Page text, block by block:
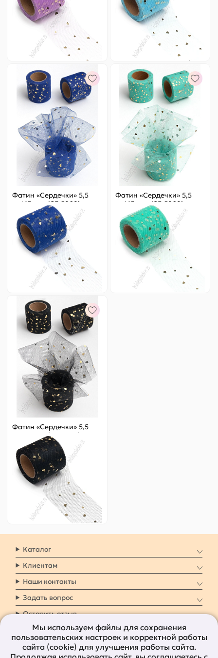
Артикул: 803-470
98 ₽
+
Артикул: 803-464
+
Фатин «Сердечки» 5,5
см*15 ярд (SF-5808)
темно-синий/золото №24
Цена заярд:
Артикул: 803-469
Оптовая
+
Фатин «Сердечки» 5,5
см*15 ярд (SF-5808)
аквамариновый/золото
№18
Цена заярд:
Артикул: 803-462
Оптовая
+
Фатин «Сердечки» 5,5
см*15 ярд (SF-5808)
черный/золото №12
Цена заярд
Артикул: 803-471
Оптовая
+
Каталог
Клиентам
Наши контакты
Задать вопрос
Оставить отзыв
8 800 7009 161 Заказать звонок
Мы используем файлы для сохранения
пользовательских настроек и корректной работы
сайта (cookie) для улучшения работы сайта.